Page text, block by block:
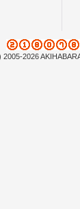
2026